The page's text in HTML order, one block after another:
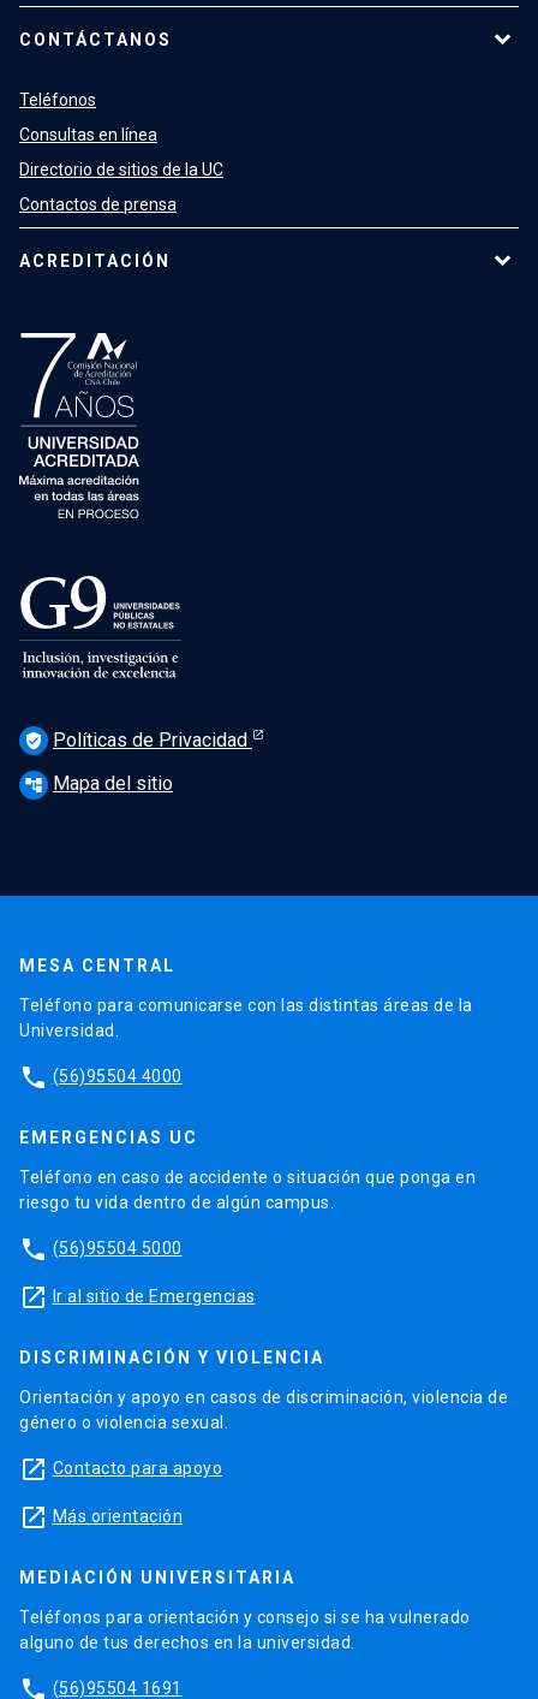
CONTÁCTANOS
Teléfonos
Consultas en línea
Directorio de sitios de la UC
Contactos de prensa
ACREDITACIÓN
verified_user Políticas de Privacidad
account_tree Mapa del sitio
MESA CENTRAL
Teléfono para comunicarse con las distintas áreas de la
Universidad.
phone (56)95504 4000
EMERGENCIAS UC
Teléfono en caso de accidente o situación que ponga en
riesgo tu vida dentro de algún campus.
phone (56)95504 5000
launch Ir al sitio de Emergencias
DISCRIMINACIÓN Y VIOLENCIA
Orientación y apoyo en casos de discriminación, violencia de
género o violencia sexual.
launch Contacto para apoyo
launch Más orientación
MEDIACIÓN UNIVERSITARIA
Teléfonos para orientación y consejo si se ha vulnerado
alguno de tus derechos en la universidad.
phone (56)95504 1691